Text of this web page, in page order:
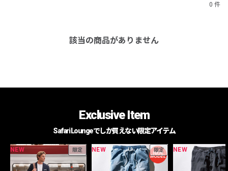
0 件
該当の商品がありません
Exclusive Item
Safari Loungeでしか買えない限定アイテム
NEW 限定 NEW 限定 NEW